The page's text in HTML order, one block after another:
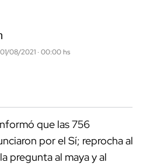
01/08/2021 · 00:00 hs
que las 756
por el Sí; reprocha al
pregunta al maya y al